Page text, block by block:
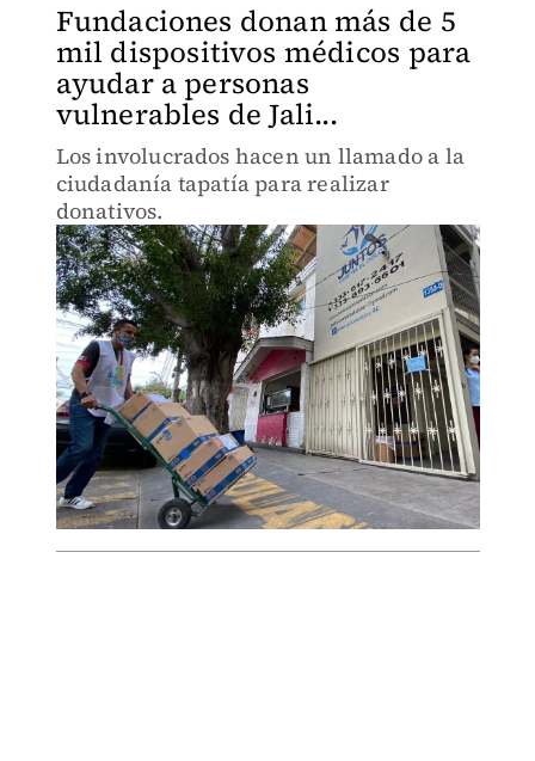
Fundaciones donan más de 5
mil dispositivos médicos para
ayudar a personas
vulnerables de Jali...
Los involucrados hacen un llamado a la
ciudadanía tapatía para realizar
donativos.